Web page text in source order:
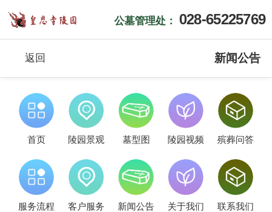
公墓管理处： 028-65225769
返回 新闻公告
首页 陵园景观 墓型图 陵园视频 殡葬问答
服务流程 客户服务 新闻公告 关于我们 联系我们